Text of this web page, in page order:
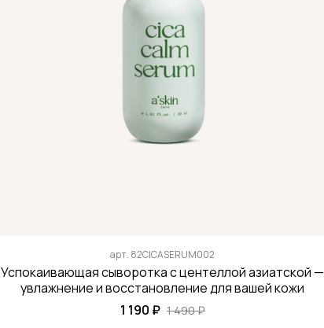
арт. 82CICASERUM002
Успокаивающая сыворотка с центеллой азиатской —
увлажнение и восстановление для вашей кожи
1 190 ₽ 1 490 ₽